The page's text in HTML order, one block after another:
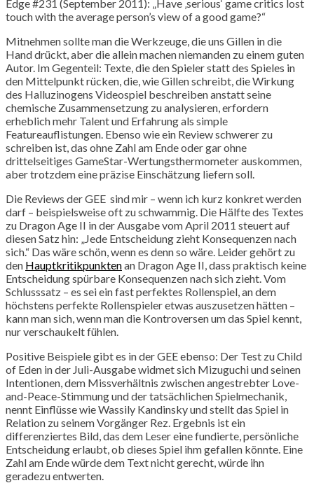
Edge #231 (September 2011): „Have ‚serious‘ game critics lost
touch with the average person’s view of a good game?“
Mitnehmen sollte man die Werkzeuge, die uns Gillen in die
Hand drückt, aber die allein machen niemanden zu einem guten
Autor. Im Gegenteil: Texte, die den Spieler statt des Spieles in
den Mittelpunkt rücken, die, wie Gillen schreibt, die Wirkung
des Halluzinogens Videospiel beschreiben anstatt seine
chemische Zusammensetzung zu analysieren, erfordern
erheblich mehr Talent und Erfahrung als simple
Featureauflistungen. Ebenso wie ein Review schwerer zu
schreiben ist, das ohne Zahl am Ende oder gar ohne
drittelseitiges GameStar-Wertungsthermometer auskommen,
aber trotzdem eine präzise Einschätzung liefern soll.
Die Reviews der GEE sind mir – wenn ich kurz konkret werden
darf – beispielsweise oft zu schwammig. Die Hälfte des Textes
zu Dragon Age II in der Ausgabe vom April 2011 steuert auf
diesen Satz hin: „Jede Entscheidung zieht Konsequenzen nach
sich.“ Das wäre schön, wenn es denn so wäre. Leider gehört zu
den Hauptkritikpunktenan Dragon Age II, dass praktisch keine
Entscheidung spürbare Konsequenzen nach sich zieht. Vom
Schlusssatz – es sei ein fast perfektes Rollenspiel, an dem
höchstens perfekte Rollenspieler etwas auszusetzen hätten –
kann man sich, wenn man die Kontroversen um das Spiel kennt,
nur verschaukelt fühlen.
Positive Beispiele gibt es in der GEE ebenso: Der Test zu Child
of Eden in der Juli-Ausgabe widmet sich Mizuguchi und seinen
Intentionen, dem Missverhältnis zwischen angestrebter Love-
and-Peace-Stimmung und der tatsächlichen Spielmechanik,
nennt Einflüsse wie Wassily Kandinsky und stellt das Spiel in
Relation zu seinem Vorgänger Rez. Ergebnis ist ein
differenziertes Bild, das dem Leser eine fundierte, persönliche
Entscheidung erlaubt, ob dieses Spiel ihm gefallen könnte. Eine
Zahl am Ende würde dem Text nicht gerecht, würde ihn
geradezu entwerten.